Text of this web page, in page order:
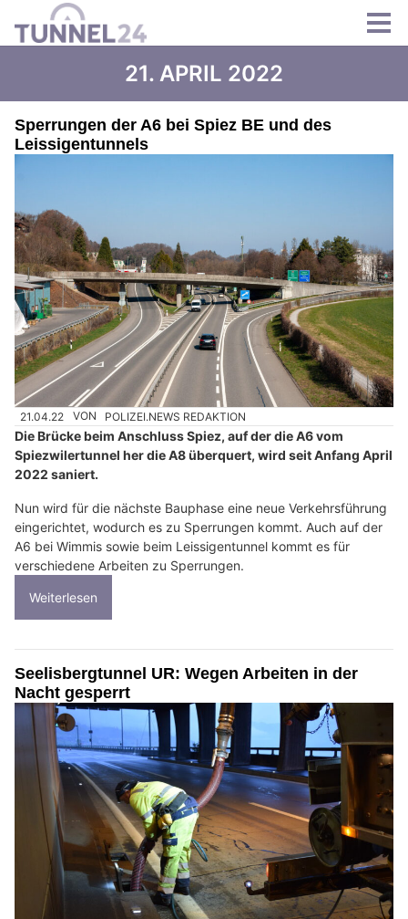
21. APRIL 2022
Sperrungen der A6 bei Spiez BE und des
Leissigentunnels
21.04.22 VON POLIZEI.NEWS REDAKTION
Die Brücke beim Anschluss Spiez, auf der die A6 vom
Spiezwilertunnel her die A8 überquert, wird seit Anfang April
2022 saniert.
Nun wird für die nächste Bauphase eine neue Verkehrsführung
eingerichtet, wodurch es zu Sperrungen kommt. Auch auf der
A6 bei Wimmis sowie beim Leissigentunnel kommt es für
verschiedene Arbeiten zu Sperrungen.
Weiterlesen
Seelisbergtunnel UR: Wegen Arbeiten in der
Nacht gesperrt